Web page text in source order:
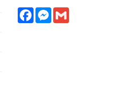
FacebookMessenger
Gmail